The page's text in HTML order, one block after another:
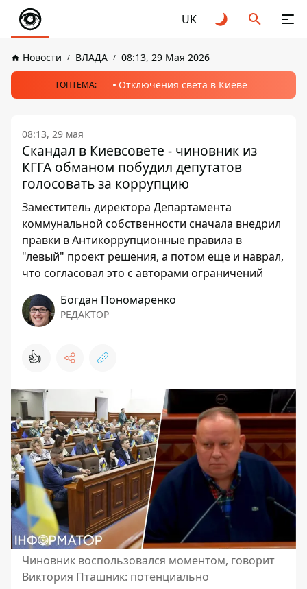
UK
Новости ВЛАДА 08:13, 29 Мая 2026
ТОПТЕМА: Отключения света в Киеве
08:13, 29 мая
Скандал в Киевсовете - чиновник из
КГГА обманом побудил депутатов
голосовать за коррупцию
Заместитель директора Департамента
коммунальной собственности сначала внедрил
правки в Антикоррупционные правила в
"левый" проект решения, а потом еще и наврал,
что согласовал это с авторами ограничений
Богдан Пономаренко
РЕДАКТОР
👍
Чиновник воспользовался моментом, говорит
Виктория Пташник: потенциально